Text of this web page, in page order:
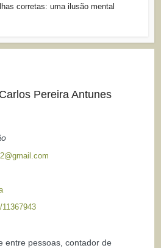
corretas: uma ilusão mental
Pereira Antunes
entre pessoas, contador de